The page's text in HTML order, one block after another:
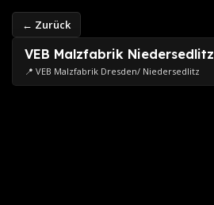
← Zurück
VEB Malzfabrik Niedersedlitz
📍 VEB Malzfabrik Dresden/ Niedersedlitz